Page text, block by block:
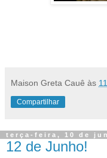
Maison Greta Cauê às
Compartilhar
terça-feira, 10 de
12 de Junho!